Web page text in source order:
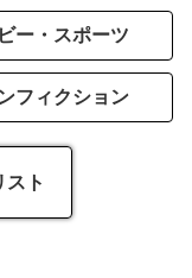
ー・スポーツ
フィクション
スト